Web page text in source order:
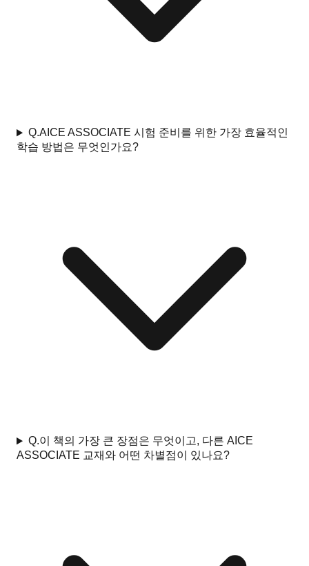
Q.AICE ASSOCIATE 시험 준비를 위한 가장 효율적인
학습 방법은 무엇인가요?
Q.이 책의 가장 큰 장점은 무엇이고, 다른 AICE
ASSOCIATE 교재와 어떤 차별점이 있나요?